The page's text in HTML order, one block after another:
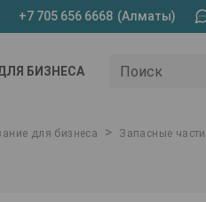
+7 705 656 6668 (Алматы)
БИЗНЕСА Поиск
для бизнеса > Запасные части